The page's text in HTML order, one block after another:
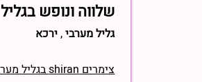
שלווה ונופש בגליל
גליל מערבי,ירכא
צימרים shiran בגליל מערבי